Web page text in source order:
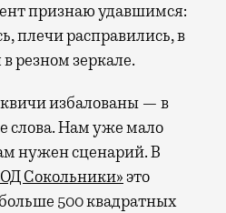
признаю удавшимся:
плечи расправились, в
резном зеркале.
избалованы — в
слова. Нам уже мало
нужен сценарий. В
Сокольники»это
500 квадратных